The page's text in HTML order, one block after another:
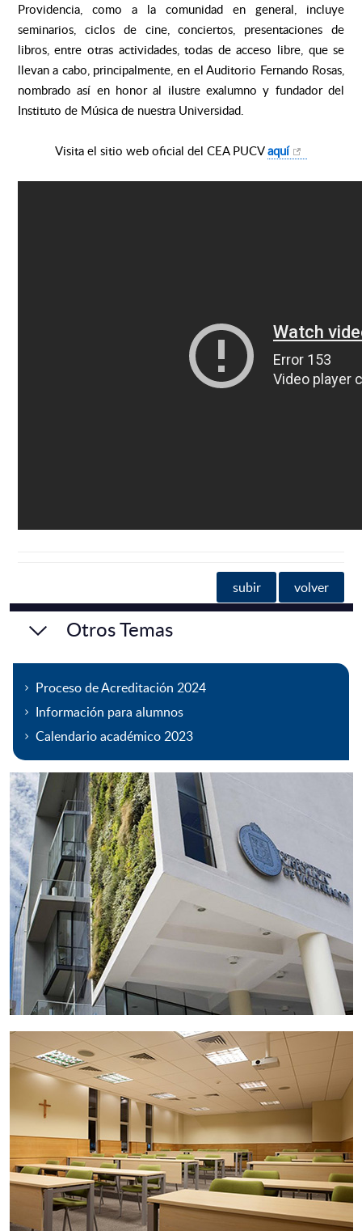
Providencia, como a la comunidad en general, incluye
seminarios, ciclos de cine, conciertos, presentaciones de
libros, entre otras actividades, todas de acceso libre, que se
llevan a cabo, principalmente, en el Auditorio Fernando Rosas,
nombrado así en honor al ilustre exalumno y fundador del
Instituto de Música de nuestra Universidad.
Visita el sitio web oficial del CEA PUCVaquí
subir volver
Otros Temas
Proceso de Acreditación 2024
Información para alumnos
Calendario académico 2023